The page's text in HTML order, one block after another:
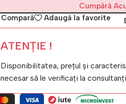
Cumpără
Compară
Adaugă la favorite
ATENȚIE !
Disponibilitatea, prețul și
necesar să le verificați la